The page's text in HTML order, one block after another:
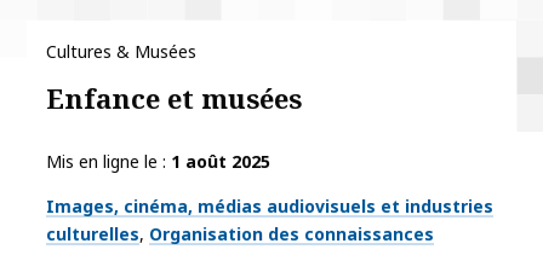
Cultures & Musées
Enfance et musées
Mis en ligne le
1 août 2025
Thématiques
Images, cinéma, médias audiovisuels et industries
culturelles Organisation des connaissances